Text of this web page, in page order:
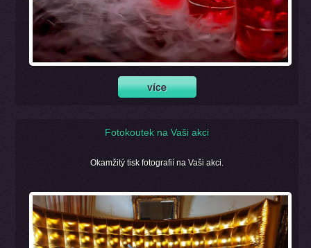
Fotokoutek na Vaši akci
Okamžitý tisk fotografií na Vaši akci.